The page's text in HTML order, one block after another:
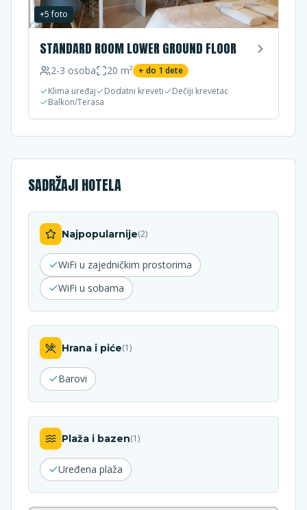
+5foto
STANDARD ROOM LOWER GROUND FLOOR
2-3 osoba 20 m² + do 1 dete
Klima uređaj
Dodatni kreveti
Dečiji krevetac
Balkon/Terasa
SADRŽAJI HOTELA
Najpopularnije(2)
WiFi u zajedničkim prostorima
WiFi u sobama
Hrana i piće(1)
Barovi
Plaža i bazen(1)
Uređena plaža